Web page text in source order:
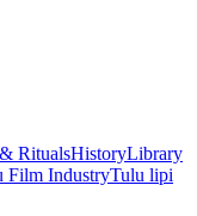
RitualsHistoryLibrary
Film IndustryTulu lipi